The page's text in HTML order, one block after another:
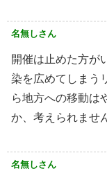
名無しさん
開催は止めた方が
染を広めてしまう
ら地方への移動は
か、考えられませ
名無しさん